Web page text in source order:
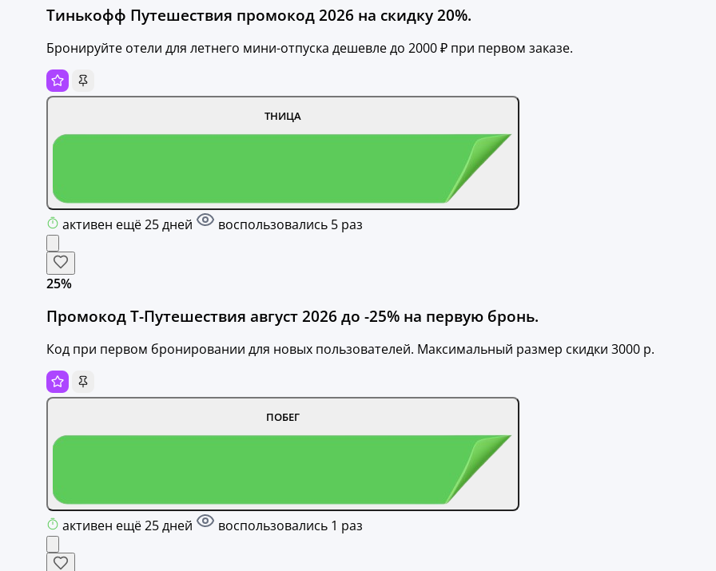
Тинькофф Путешествия промокод 2026 на скидку 20%.
Бронируйте отели для летнего мини-отпуска дешевле до 2000 ₽ при первом заказе.
ТНИЦА
активен ещё 25 дней воспользовались 5 раз
25%
Промокод Т-Путешествия август 2026 до -25% на первую бронь.
Код при первом бронировании для новых пользователей. Максимальный размер скидки 3000 р.
ПОБЕГ
активен ещё 25 дней воспользовались 1 раз